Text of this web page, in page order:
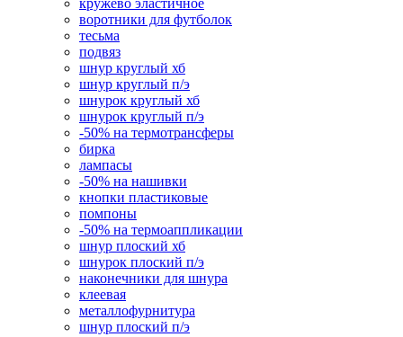
кружево эластичное
воротники для футболок
тесьма
подвяз
шнур круглый хб
шнур круглый п/э
шнурок круглый хб
шнурок круглый п/э
-50% на термотрансферы
бирка
лампасы
-50% на нашивки
кнопки пластиковые
помпоны
-50% на термоаппликации
шнур плоский хб
шнурок плоский п/э
наконечники для шнура
клеевая
металлофурнитура
шнур плоский п/э